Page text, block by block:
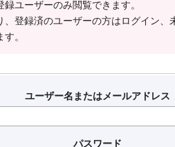
ユーザーのみ閲覧できます。
、登録済のユーザーの方はログイン、
。
ユーザー名またはメールアドレス
パスワード